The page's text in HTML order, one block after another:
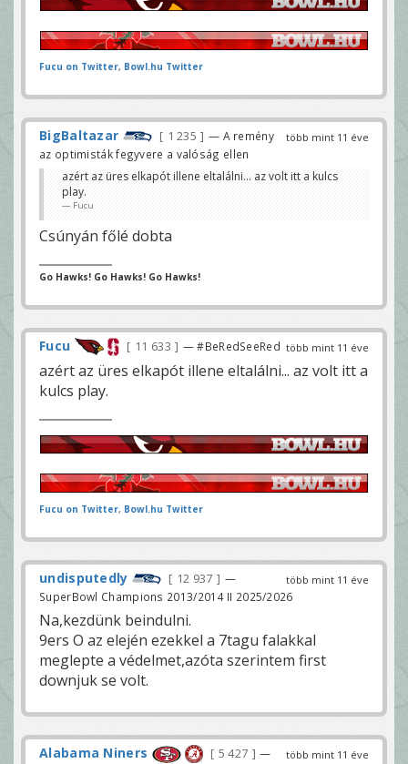
Fucu on Twitter, Bowl.hu Twitter
több mint 11 éve
BigBaltazar 1 235
— A remény
az optimisták fegyvere a valóság ellen
azért az üres elkapót illene eltalálni... az volt itt a kulcs
play.
Fucu
Csúnyán főlé dobta
Go Hawks! Go Hawks! Go Hawks!
több mint 11 éve
Fucu 11 633 — #BeRedSeeRed
azért az üres elkapót illene eltalálni... az volt itt a
kulcs play.
Fucu on Twitter, Bowl.hu Twitter
több mint 11 éve
undisputedly 12 937
—
SuperBowl Champions 2013/2014 II 2025/2026
Na,kezdünk beindulni.
9ers O az elején ezekkel a 7tagu falakkal
meglepte a védelmet,azóta szerintem first
downjuk se volt.
több mint 11 éve
Alabama Niners 5 427
—